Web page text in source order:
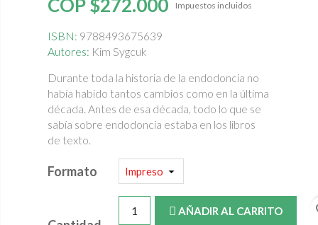
COP $272.000 Impuestos incluidos
ISBN: 9788493675639
Autores: Kim Sygcuk
Durante toda la historia de la endodoncia no
había habido tantos cambios como en la última
década. Antes de esa década, todo lo que se
sabía sobre endodoncia estaba en los libros
de texto.
Formato
AÑADIR AL CARRITO